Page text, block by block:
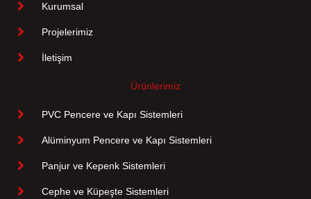
Kurumsal
Projelerimiz
İletişim
Ürünlerimiz
PVC Pencere ve Kapı Sistemleri
Alüminyum Pencere ve Kapı Sistemleri
Panjur ve Kepenk Sistemleri
Cephe ve Küpeşte Sistemleri